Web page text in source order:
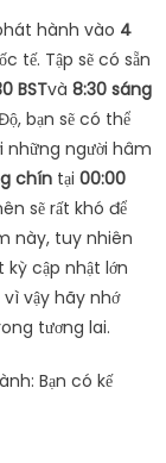
hành vào 4
tế. Tập sẽ có sẵn
BSTvà 8:30 sáng
bạn sẽ có thể
những người hâm
chíntại 00:00
sẽ rất khó để
này, tuy nhiên
cập nhật lớn
vậy hãy nhớ
tương lai.